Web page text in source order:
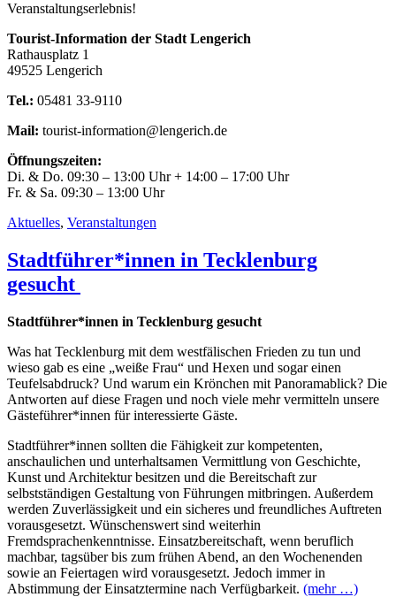
Veranstaltungserlebnis!
Tourist-Information der Stadt Lengerich
Rathausplatz 1
49525 Lengerich
Tel.: 05481 33-9110
Mail: tourist-information@lengerich.de
Öffnungszeiten:
Di. & Do. 09:30 – 13:00 Uhr + 14:00 – 17:00 Uhr
Fr. & Sa. 09:30 – 13:00 Uhr
Aktuelles, Veranstaltungen
Stadtführer*innen in Tecklenburg
gesucht
Stadtführer*innen in Tecklenburg gesucht
Was hat Tecklenburg mit dem westfälischen Frieden zu tun und
wieso gab es eine „weiße Frau“ und Hexen und sogar einen
Teufelsabdruck? Und warum ein Krönchen mit Panoramablick? Die
Antworten auf diese Fragen und noch viele mehr vermitteln unsere
Gästeführer*innen für interessierte Gäste.
Stadtführer*innen sollten die Fähigkeit zur kompetenten,
anschaulichen und unterhaltsamen Vermittlung von Geschichte,
Kunst und Architektur besitzen und die Bereitschaft zur
selbstständigen Gestaltung von Führungen mitbringen. Außerdem
werden Zuverlässigkeit und ein sicheres und freundliches Auftreten
vorausgesetzt. Wünschenswert sind weiterhin
Fremdsprachenkenntnisse. Einsatzbereitschaft, wenn beruflich
machbar, tagsüber bis zum frühen Abend, an den Wochenenden
sowie an Feiertagen wird vorausgesetzt. Jedoch immer in
Abstimmung der Einsatztermine nach Verfügbarkeit. (mehr …)